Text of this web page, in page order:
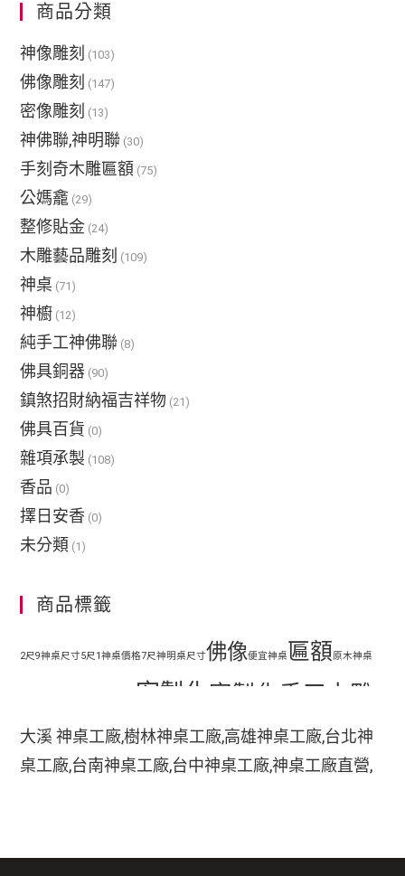
商品分類
神像雕刻 (103)
佛像雕刻 (147)
密像雕刻 (13)
神佛聯,神明聯 (30)
手刻奇木雕匾額 (75)
公媽龕 (29)
整修貼金 (24)
木雕藝品雕刻 (109)
神桌 (71)
神櫥 (12)
純手工神佛聯 (8)
佛具銅器 (90)
鎮煞招財納福吉祥物 (21)
佛具百貨 (0)
雜項承製 (108)
香品 (0)
擇日安香 (0)
未分類 (1)
商品標籤
2尺9神桌尺寸5尺1神桌價格7尺神明桌尺寸佛像便宜神桌匾額原木神桌
客製化 客製化手工木雕
匾額客製化手工雕刻匾額客製化整修貼金彩
手工木
大溪 神桌工廠,樹林神桌工廠,高雄神桌工廠,台北神
桌工廠,台南神桌工廠,台中神桌工廠,神桌工廠直營,